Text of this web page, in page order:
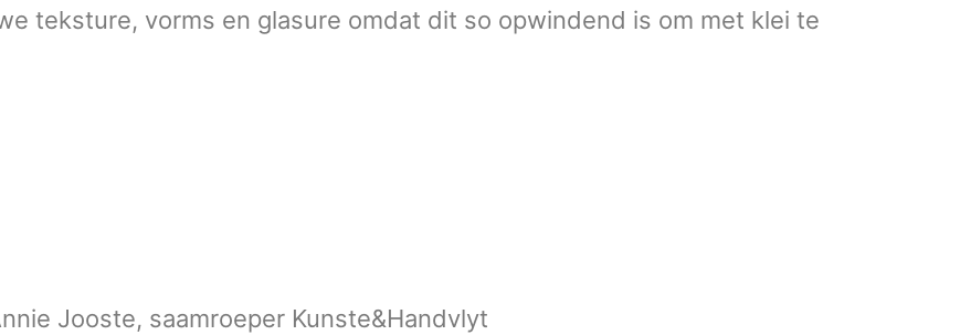
teksture, vorms en glasure omdat dit so opwindend is om met klei te
Jooste, saamroeper Kunste&Handvlyt